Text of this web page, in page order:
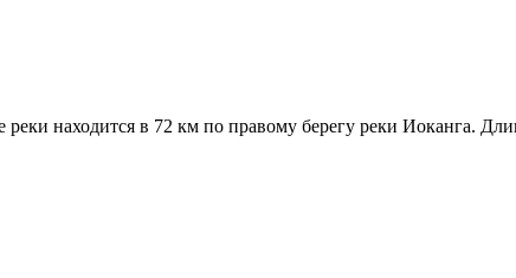
находится в 72 км по правому берегу реки Иоканга.